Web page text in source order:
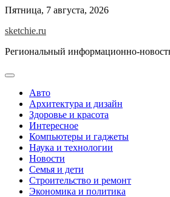
Skip
content
Пятница, 7 августа, 2026
sketchie.ru
Региональный информационно-
Авто
Архитектура и дизайн
Здоровье и красота
Интересное
Компьютеры и гаджеты
Наука и технологии
Новости
Семья и дети
Строительство и ремонт
Экономика и политика